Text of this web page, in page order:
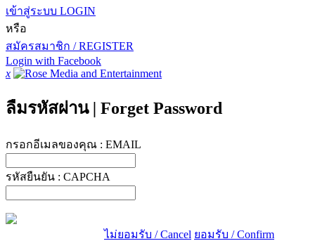
เข้าสู่ระบบ LOGIN
หรือ
สมัครสมาชิก / REGISTER
Login with Facebook
x
ลืมรหัสผ่าน | Forget Password
กรอกอีเมลของคุณ : EMAIL
รหัสยืนยัน : CAPCHA
ไม่ยอมรับ / Cancel ยอมรับ / Confirm